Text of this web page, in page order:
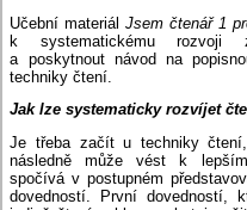
Učební materiálJsem čtenář 1
k systematickému rozvoji
a poskytnout návod na
techniky čtení.
Jak lze systematicky rozvíjet
Je třeba začít u techniky
následně může vést k
spočívá v postupném
dovedností. První dovedností,